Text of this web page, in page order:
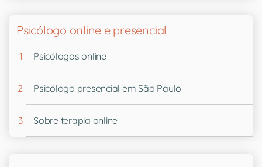
Psicólogo online e presencial
Psicólogos online
Psicólogo presencial em São Paulo
Sobre terapia online